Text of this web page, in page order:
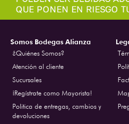
Somos Bodegas Alianza
¿Quiénes Somos?
Atención al cliente
Sucursales
¡Regístrate como Mayorista!
Politica de entregas, cambios y
devoluciones